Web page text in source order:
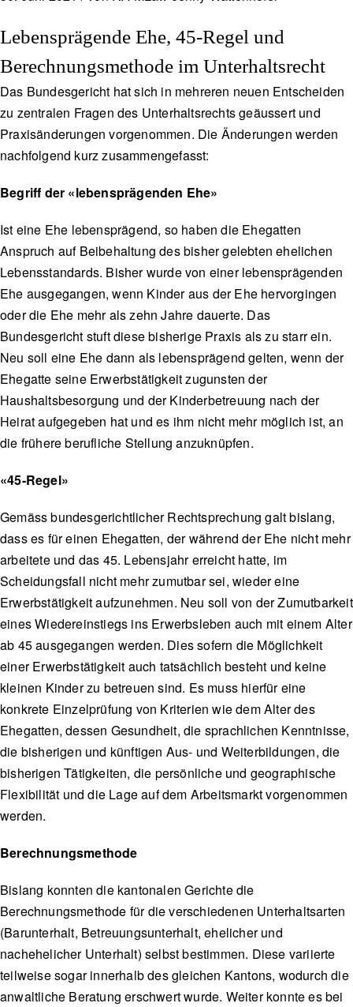
Lebensprägende Ehe, 45-Regel und
Berechnungsmethode im Unterhaltsrecht
Das Bundesgericht hat sich in mehreren neuen Entscheiden
zu zentralen Fragen des Unterhaltsrechts geäussert und
Praxisänderungen vorgenommen. Die Änderungen werden
nachfolgend kurz zusammengefasst:
Begriff der «lebensprägenden Ehe»
Ist eine Ehe lebensprägend, so haben die Ehegatten
Anspruch auf Beibehaltung des bisher gelebten ehelichen
Lebensstandards. Bisher wurde von einer lebensprägenden
Ehe ausgegangen, wenn Kinder aus der Ehe hervorgingen
oder die Ehe mehr als zehn Jahre dauerte. Das
Bundesgericht stuft diese bisherige Praxis als zu starr ein.
Neu soll eine Ehe dann als lebensprägend gelten, wenn der
Ehegatte seine Erwerbstätigkeit zugunsten der
Haushaltsbesorgung und der Kinderbetreuung nach der
Heirat aufgegeben hat und es ihm nicht mehr möglich ist, an
die frühere berufliche Stellung anzuknüpfen.
«45-Regel»
Gemäss bundesgerichtlicher Rechtsprechung galt bislang,
dass es für einen Ehegatten, der während der Ehe nicht mehr
arbeitete und das 45. Lebensjahr erreicht hatte, im
Scheidungsfall nicht mehr zumutbar sei, wieder eine
Erwerbstätigkeit aufzunehmen. Neu soll von der Zumutbarkeit
eines Wiedereinstiegs ins Erwerbsleben auch mit einem Alter
ab 45 ausgegangen werden. Dies sofern die Möglichkeit
einer Erwerbstätigkeit auch tatsächlich besteht und keine
kleinen Kinder zu betreuen sind. Es muss hierfür eine
konkrete Einzelprüfung von Kriterien wie dem Alter des
Ehegatten, dessen Gesundheit, die sprachlichen Kenntnisse,
die bisherigen und künftigen Aus- und Weiterbildungen, die
bisherigen Tätigkeiten, die persönliche und geographische
Flexibilität und die Lage auf dem Arbeitsmarkt vorgenommen
werden.
Berechnungsmethode
Bislang konnten die kantonalen Gerichte die
Berechnungsmethode für die verschiedenen Unterhaltsarten
(Barunterhalt, Betreuungsunterhalt, ehelicher und
nachehelicher Unterhalt) selbst bestimmen. Diese variierte
teilweise sogar innerhalb des gleichen Kantons, wodurch die
anwaltliche Beratung erschwert wurde. Weiter konnte es bei